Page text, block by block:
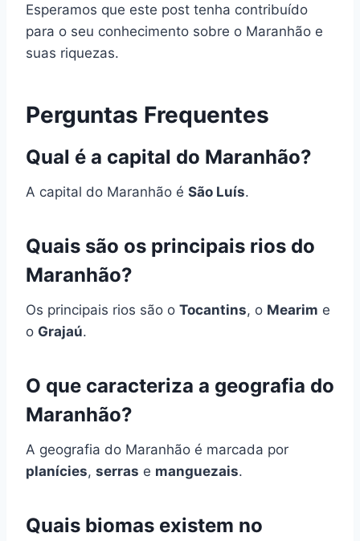
Esperamos que este post tenha contribuído
para o seu conhecimento sobre o Maranhão e
suas riquezas.
Perguntas Frequentes
Qual é a capital do Maranhão?
A capital do Maranhão é São Luís.
Quais são os principais rios do
Maranhão?
Os principais rios são o Tocantins, o Mearim e
o Grajaú.
O que caracteriza a geografia do
Maranhão?
A geografia do Maranhão é marcada por
planícies, serras e manguezais.
Quais biomas existem no